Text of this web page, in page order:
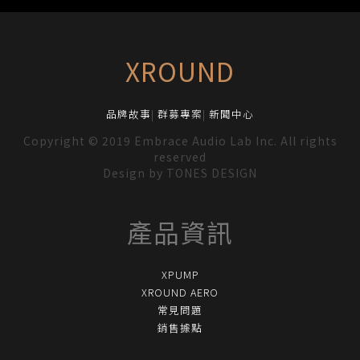
XROUND
品牌故事| 群募專案| 新聞中心
Copyright © 2019 Embrace Audio Lab Inc. All rights
reserved
Design by TONES DESIGN
產品資訊
XPUMP
XROUND AERO
常見問題
銷售據點